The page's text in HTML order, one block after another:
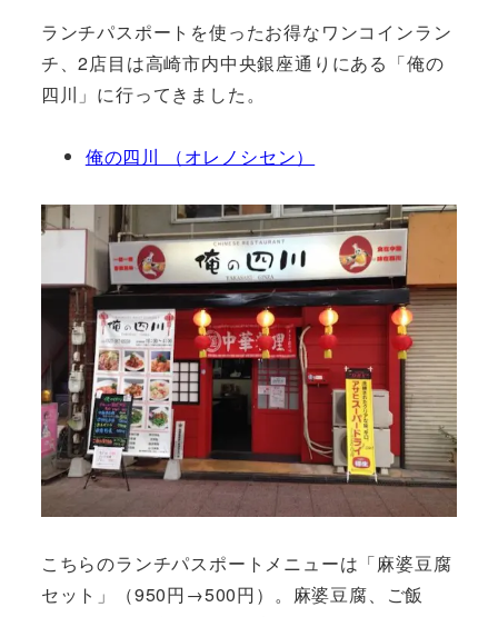
ランチパスポートを使ったお得なワンコインラン
チ、2店目は高崎市内中央銀座通りにある「俺の
四川」に行ってきました。
俺の四川 （オレノシセン）
こちらのランチパスポートメニューは「麻婆豆腐
セット」（950円→500円）。麻婆豆腐、ご飯